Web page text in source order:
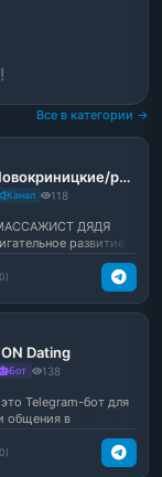
Все в категории →
Новокриницкие/развитие 0-12 мес
Канал 118
ДЯДЯ
развитие
мам массажу и...
Dating
Бот 138
Telegram-бот для
общения в